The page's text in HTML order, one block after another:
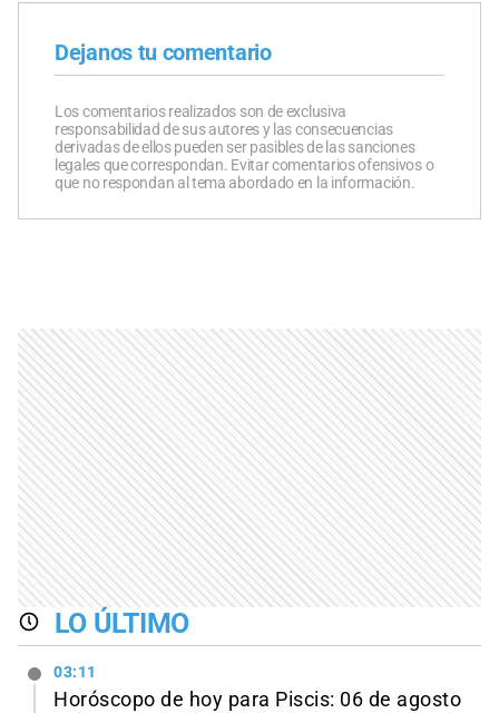
Dejanos tu comentario
Los comentarios realizados son de exclusiva
responsabilidad de sus autores y las consecuencias
derivadas de ellos pueden ser pasibles de las sanciones
legales que correspondan. Evitar comentarios ofensivos o
que no respondan al tema abordado en la información.
LO ÚLTIMO
03:11
Horóscopo de hoy para Piscis: 06 de agosto